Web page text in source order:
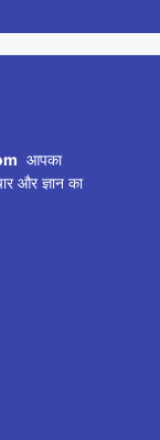
आपका
और ज्ञान का